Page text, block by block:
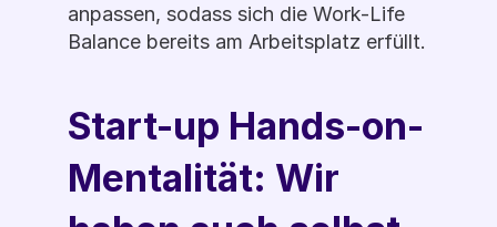
anpassen, sodass sich die Work-Life
Balance bereits am Arbeitsplatz erfüllt.
Start-up Hands-on-
Mentalität: Wir